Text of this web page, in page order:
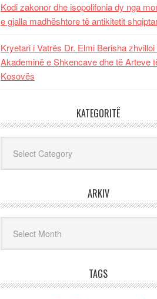
Kodi zakonor dhe isopolifonia dy nga
e gjalla madhështore të antikitetit
Kryetari i Vatrës Dr. Elmi Berisha
Akademinë e Shkencave dhe të Arteve
Kosovës
KATEGORITË
ARKIV
TAGS